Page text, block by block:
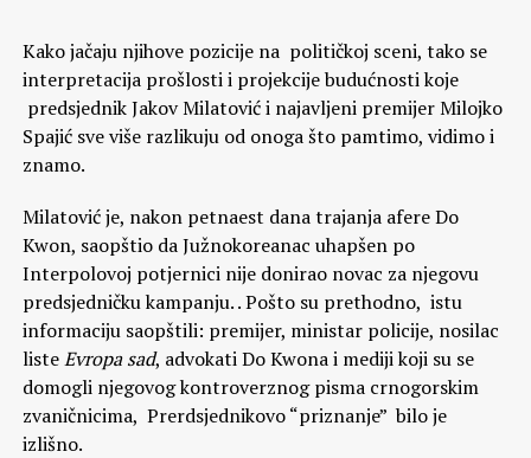
Kako jačaju njihove pozicije na političkoj sceni, tako se
interpretacija prošlosti i projekcije budućnosti koje
predsjednik Jakov Milatović i najavljeni premijer Milojko
Spajić sve više razlikuju od onoga što pamtimo, vidimo i
znamo.
Milatović je, nakon petnaest dana trajanja afere Do
Kwon, saopštio da Južnokoreanac uhapšen po
Interpolovoj potjernici nije donirao novac za njegovu
predsjedničku kampanju. . Pošto su prethodno, istu
informaciju saopštili: premijer, ministar policije, nosilac
listeEvropa sad, advokati Do Kwona i mediji koji su se
domogli njegovog kontroverznog pisma crnogorskim
zvaničnicima, Prerdsjednikovo “priznanje” bilo je
izlišno.